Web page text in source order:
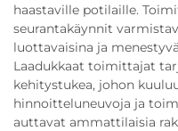
haastaville potilaille.
seurantakäynnit
luottavaisina ja
Laadukkaat toimittajat
kehitystukea, johon
hinnoitteluneuvoja ja
auttavat ammattilaisia